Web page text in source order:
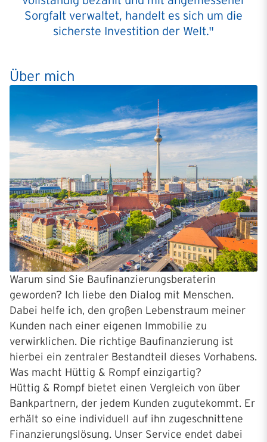
Sorgfalt verwaltet, handelt es sich um die
sicherste Investition der Welt."
Über mich
Warum sind Sie Baufinanzierungsberaterin
geworden? Ich liebe den Dialog mit Menschen.
Dabei helfe ich, den großen Lebenstraum meiner
Kunden nach einer eigenen Immobilie zu
verwirklichen. Die richtige Baufinanzierung ist
hierbei ein zentraler Bestandteil dieses Vorhabens.
Was macht Hüttig & Rompf einzigartig?
Hüttig & Rompf bietet einen Vergleich von über
Bankpartnern, der jedem Kunden zugutekommt. Er
erhält so eine individuell auf ihn zugeschnittene
Finanzierungslösung. Unser Service endet dabei